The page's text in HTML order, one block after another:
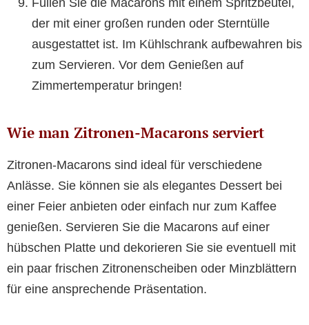
der mit einer großen runden oder Sterntülle
ausgestattet ist. Im Kühlschrank aufbewahren bis
zum Servieren. Vor dem Genießen auf
Zimmertemperatur bringen!
Wie man Zitronen-Macarons serviert
Zitronen-Macarons sind ideal für verschiedene
Anlässe. Sie können sie als elegantes Dessert bei
einer Feier anbieten oder einfach nur zum Kaffee
genießen. Servieren Sie die Macarons auf einer
hübschen Platte und dekorieren Sie sie eventuell mit
ein paar frischen Zitronenscheiben oder Minzblättern
für eine ansprechende Präsentation.